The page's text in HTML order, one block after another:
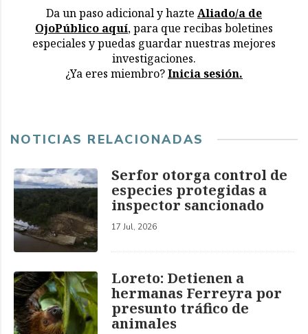
Da un paso adicional y hazte Aliado/a de
OjoPúblico aquí, para que recibas boletines
especiales y puedas guardar nuestras mejores
investigaciones.
¿Ya eres miembro?Inicia sesión.
NOTICIAS RELACIONADAS
Serfor otorga control de
especies protegidas a
inspector sancionado
17 Jul, 2026
Loreto: Detienen a
hermanas Ferreyra por
presunto tráfico de
animales